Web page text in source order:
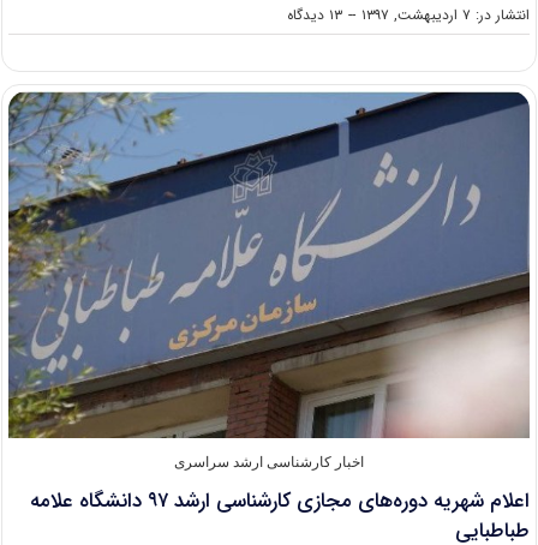
انتشار در: ۷ اردیبهشت, ۱۳۹۷ -- ۱۳ دیدگاه
on
اعلام
انتخاب
ارشد
۹۷
اخبار کارشناسی ارشد سراسری
اعلام شهریه دوره‌های مجازی کارشناسی ارشد ۹۷ دانشگاه علامه
طباطبایی